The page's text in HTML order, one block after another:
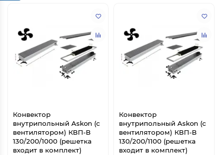
Конвектор
внутрипольный Askon (с
вентилятором) КВП-В
130/200/1000 (решетка
входит в комплект)
Конвектор
внутрипольный Askon (с
вентилятором) КВП-В
130/200/1100 (решетка
входит в комплект)